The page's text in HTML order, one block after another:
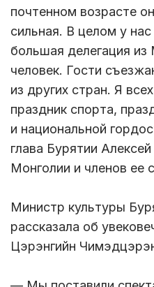
почтенном возрасте
сильная. В целом у
большая делегация из
человек. Гости
из других стран. Я
праздник спорта,
и национальной
глава Бурятии
Монголии и членов ее
Министр культуры
рассказала об
Цэрэнгийн